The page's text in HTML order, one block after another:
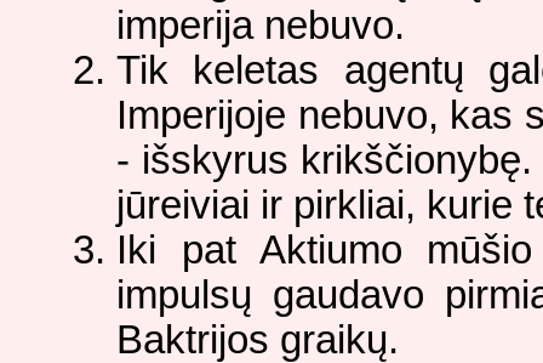
imperija nebuvo.
Tik keletas agentų
Imperijoje nebuvo, kas
- išskyrus
jūreiviai ir pirkliai, kurie
Iki pat Aktiumo
impulsų gaudavo
Baktrijos graikų.